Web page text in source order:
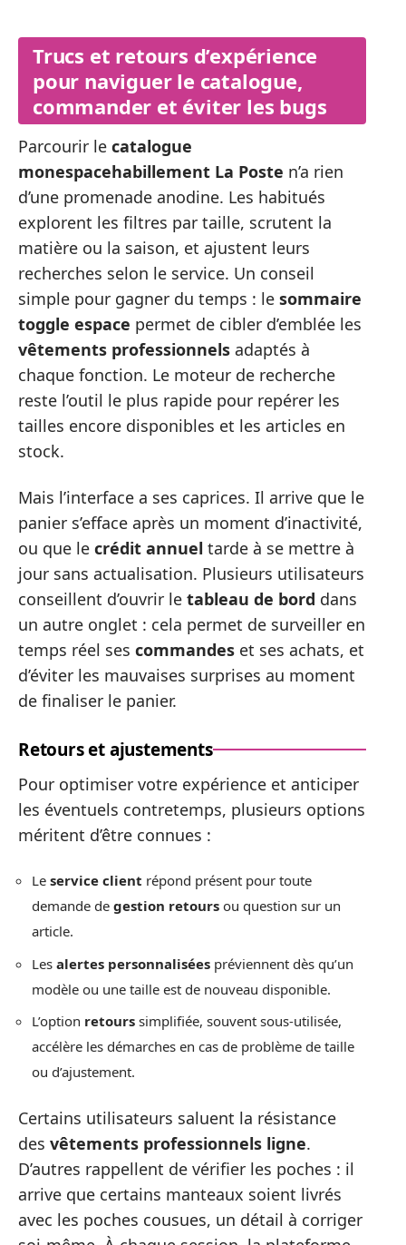
Trucs et retours d’expérience
pour naviguer le catalogue,
commander et éviter les bugs
Parcourir le catalogue
monespacehabillement La Poste n’a rien
d’une promenade anodine. Les habitués
explorent les filtres par taille, scrutent la
matière ou la saison, et ajustent leurs
recherches selon le service. Un conseil
simple pour gagner du temps : le sommaire
toggle espace permet de cibler d’emblée les
vêtements professionnels adaptés à
chaque fonction. Le moteur de recherche
reste l’outil le plus rapide pour repérer les
tailles encore disponibles et les articles en
stock.
Mais l’interface a ses caprices. Il arrive que le
panier s’efface après un moment d’inactivité,
ou que le crédit annuel tarde à se mettre à
jour sans actualisation. Plusieurs utilisateurs
conseillent d’ouvrir le tableau de bord dans
un autre onglet : cela permet de surveiller en
temps réel ses commandes et ses achats, et
d’éviter les mauvaises surprises au moment
de finaliser le panier.
Retours et ajustements
Pour optimiser votre expérience et anticiper
les éventuels contretemps, plusieurs options
méritent d’être connues :
Le service client répond présent pour toute
demande de gestion retours ou question sur un
article.
Les alertes personnalisées préviennent dès qu’un
modèle ou une taille est de nouveau disponible.
L’option retours simplifiée, souvent sous-utilisée,
accélère les démarches en cas de problème de taille
ou d’ajustement.
Certains utilisateurs saluent la résistance
des vêtements professionnels ligne.
D’autres rappellent de vérifier les poches : il
arrive que certains manteaux soient livrés
avec les poches cousues, un détail à corriger